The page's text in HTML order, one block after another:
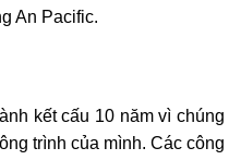
An Pacific.
kết cấu 10 năm vì chúng
trình của mình. Các công